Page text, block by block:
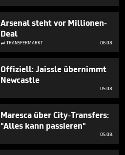
Arsenal steht vor Millionen-
Deal
 TRANSFERMARKT 06.08.
Offiziell: Jaissle übernimmt
Newcastle
05.08.
Maresca über City-Transfers:
"Alles kann passieren"
05.08.